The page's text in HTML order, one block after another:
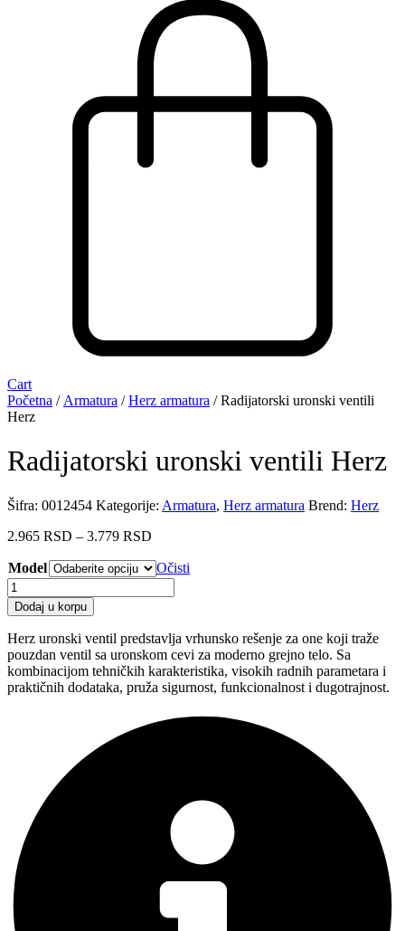
Cart
Početna / Armatura /Herz armatura / Radijatorski uronski ventili
Herz
Radijatorski uronski ventili Herz
Šifra: 0012454 Kategorije: Armatura, Herz armatura Brend: Herz
2.965 RSD – 3.779 RSD
od
2.965 RSD
do
Model
Očisti
Radijatorski
uronski
ventili
Herz
količina
Dodaj u korpu
Herz uronski ventil predstavlja vrhunsko rešenje za one koji traže
pouzdan ventil sa uronskom cevi za moderno grejno telo. Sa
kombinacijom tehničkih karakteristika, visokih radnih parametara i
praktičnih dodataka, pruža sigurnost, funkcionalnost i dugotrajnost.